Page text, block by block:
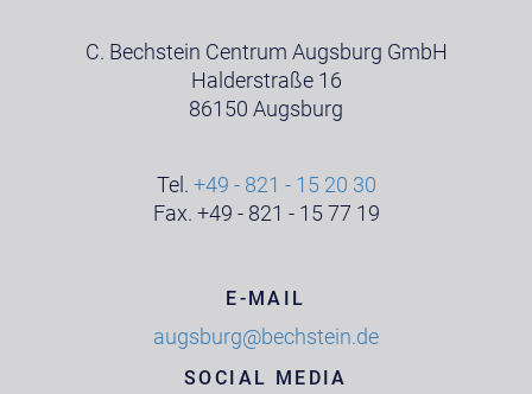
C. Bechstein Centrum Augsburg GmbH
Halderstraße 16
86150 Augsburg
Tel. +49 - 821 - 15 20 30
Fax. +49 - 821 - 15 77 19
E-MAIL
augsburg@bechstein.de
SOCIAL MEDIA